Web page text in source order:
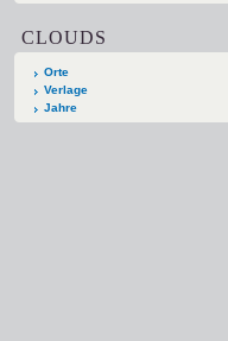
CLOUDS
Orte
Verlage
Jahre